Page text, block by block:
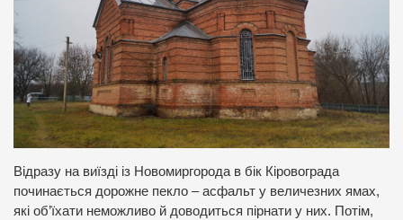
Відразу на виїзді із Новомиргорода в бік Кіровограда
починається дорожне пекло – асфальт у величезних ямах,
які об’їхати неможливо й доводиться пірнати у них. Потім,